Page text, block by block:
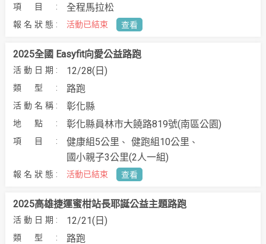
全程馬拉松
活動已結束 查看
12/28(日)
路跑
彰化縣
2025全國 Easyfit向愛公益路跑
彰化縣員林市大饒路819號(南區公園)
健康組5公里
健跑組10公里
國小親子3公里(2人一組)
活動已結束 查看
12/21(日)
路跑
2025高雄捷運蜜柑站長耶誕公益主題路跑